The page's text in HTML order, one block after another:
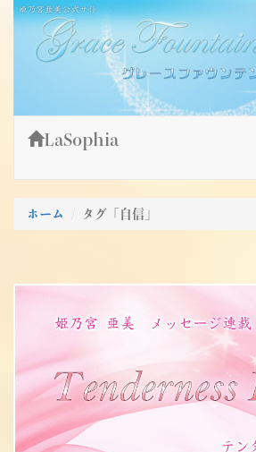
Skip
content
姫乃宮亜美公式サイト～Grace Fountain～
グレースファウンテン
LaSophia
ホーム タグ「自信」